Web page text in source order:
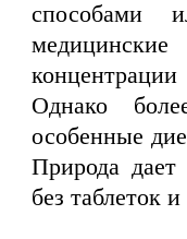
способами
Однако
особенные
Природа дает
без таблеток